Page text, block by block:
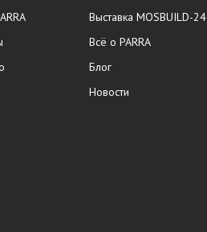
Выставка MOSBUILD-24
Всё о PARRA
Блог
Новости